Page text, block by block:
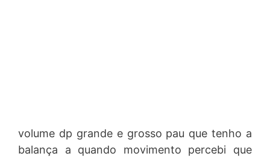
volume dp grande e grosso pau que tenho a
balança a quando movimento percebi que